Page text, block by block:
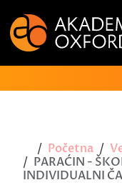
Početna
PARAĆIN -
INDIVIDUALNI